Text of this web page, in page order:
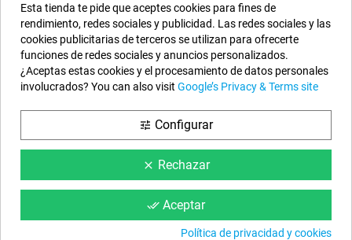
Horario:Lunes a Viernes: 9h a 14h y 15h a 18h
Email: info@piscinasdesmontables.com
Síguenos
Esta tienda te pide que aceptes cookies para fines de
rendimiento, redes sociales y publicidad. Las redes sociales y las
cookies publicitarias de terceros se utilizan para ofrecerte
funciones de redes sociales y anuncios personalizados.
¿Aceptas estas cookies y el procesamiento de datos personales
involucrados? You can also visit Google’s Privacy & Terms site
tune Configurar
clear Rechazar
done_all Aceptar
Política de privacidad y cookies